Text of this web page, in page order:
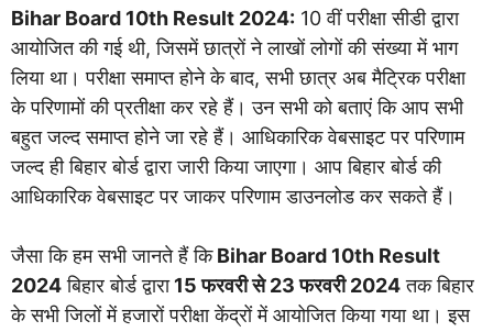
Bihar Board 10th Result 2024: 10 वीं परीक्षा सीडी द्वारा
आयोजित की गई थी, जिसमें छात्रों ने लाखों लोगों की संख्या में भाग
लिया था। परीक्षा समाप्त होने के बाद, सभी छात्र अब मैट्रिक परीक्षा
के परिणामों की प्रतीक्षा कर रहे हैं। उन सभी को बताएं कि आप सभी
बहुत जल्द समाप्त होने जा रहे हैं। आधिकारिक वेबसाइट पर परिणाम
जल्द ही बिहार बोर्ड द्वारा जारी किया जाएगा। आप बिहार बोर्ड की
आधिकारिक वेबसाइट पर जाकर परिणाम डाउनलोड कर सकते हैं।
जैसा कि हम सभी जानते हैं किBihar Board 10th Result
2024बिहार बोर्ड द्वारा15 फरवरी से 23 फरवरी 2024तक बिहार
के सभी जिलों में हजारों परीक्षा केंद्रों में आयोजित किया गया था। इस